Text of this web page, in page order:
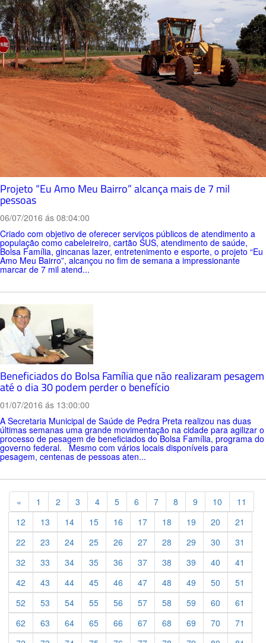
Projeto “Eu Amo Meu Bairro” alcança mais de 7 mil
pessoas
06/07/2016 ás 08:04:00
Criado com objetivo de oferecer serviços públicos de atendimento a
população como cabeleireiro, cartão SUS, atendimento de saúde,
Bolsa Família, gincanas lazer, entretenimento e esporte, o projeto “Eu
Amo Meu Bairro”, alcançou no fim de semana a impressionante
marcar de 7 mil atend...
Beneficiados do Bolsa Família que não realizaram pesagem
até o dia 30 podem perder o benefício
01/07/2016 ás 13:00:00
A Secretaria Municipal de Saúde de Pedra Preta realizou nas duas
últimas semanas uma grande movimentação na cidade para agilizar o
processo de pesagem de beneficiados do Bolsa Família, programa do
governo federal. Mesmo com vários locais disponíveis para
pesagem, centenas de pessoas aten...
« Previous
1 2 3 4 5 6 7 8 9 10
11
12
13 14 15 16 17 18 19 20
21
22
23 24 25 26 27 28 29 30
31
32
33 34 35 36 37 38 39 40
41
42
43 44 45 46 47 48 49 50
51
52
53 54 55 56 57 58 59 60
61
62
63 64 65 66 67 68 69 70
71